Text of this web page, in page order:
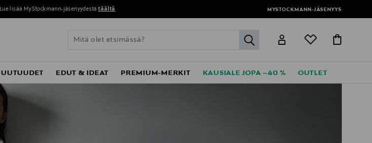
Lue lisää MyStockmann-jäsenyydestä täältä MYSTOCKMANN-JÄSENYYS
label.header.go
UUTUUDET EDUT & IDEAT PREMIUM-MERKIT KAUSIALE JOPA –40 % OUTLET